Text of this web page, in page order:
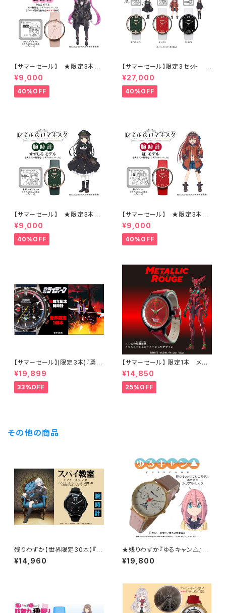
【サマーセール】 ★限定3本
レヱル・ロマネスク2 かにこ腕時
計 / 特別販売 シリアルナンバ
ー入り
¥9,000
40%OFF
【サマーセール】限定3セット ★
特別商品 レヱル・ロマネスク 腕
時計 3本セット / シリアルナンバ
ー入り
¥27,000
40%OFF
【サマーセール】 ★限定3本
レヱル・ロマネスク 腕時計 すず
しろモデル
¥9,000
40%OFF
【サマーセール】 ★限定3本
レヱル・ロマネスク 腕時計 紅モ
デル
¥9,000
40%OFF
【サマーセール】(限定3本)『勇者
ライディーン』50周年記念モデ
ル腕時計（勇者ライディーン50
周年記念オリジナルスリーブ付
き）
¥19,899
33%OFF
【サマーセール】 限定1本 メタ
リックルージュ腕時計 ルジュ
戦闘形態(グラディエーター)モデ
ル
¥14,850
25%OFF
その他の商品
残りわずか【世界限定30本】『ス
パイ教室』チーム灯 モニカ モデ
ル腕時計 / シリアルナンバー入
¥14,960
★残りわずか『ゆるキャン△』腕
時計「野クル」ver なでしこモ
デル / 本数限定・シリアルナンバ
¥19,800